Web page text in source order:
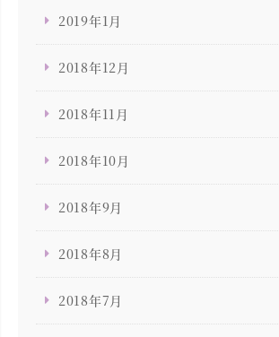
2019年1月
2018年12月
2018年11月
2018年10月
2018年9月
2018年8月
2018年7月